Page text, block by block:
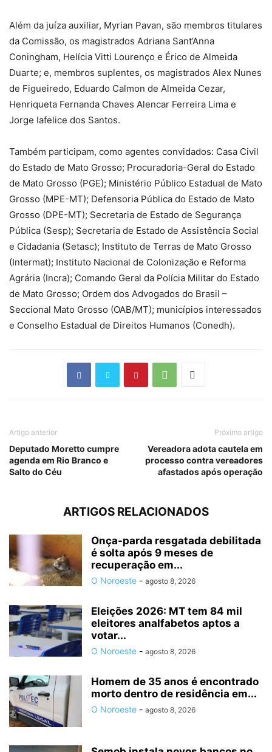
Além da juíza auxiliar, Myrian Pavan, são membros titulares
da Comissão, os magistrados Adriana Sant’Anna
Coningham, Helícia Vitti Lourenço e Érico de Almeida
Duarte; e, membros suplentes, os magistrados Alex Nunes
de Figueiredo, Eduardo Calmon de Almeida Cezar,
Henriqueta Fernanda Chaves Alencar Ferreira Lima e
Jorge Iafelice dos Santos.
Também participam, como agentes convidados: Casa Civil
do Estado de Mato Grosso; Procuradoria-Geral do Estado
de Mato Grosso (PGE); Ministério Público Estadual de Mato
Grosso (MPE-MT); Defensoria Pública do Estado de Mato
Grosso (DPE-MT); Secretaria de Estado de Segurança
Pública (Sesp); Secretaria de Estado de Assistência Social
e Cidadania (Setasc); Instituto de Terras de Mato Grosso
(Intermat); Instituto Nacional de Colonização e Reforma
Agrária (Incra); Comando Geral da Polícia Militar do Estado
de Mato Grosso; Ordem dos Advogados do Brasil –
Seccional Mato Grosso (OAB/MT); municípios interessados
e Conselho Estadual de Direitos Humanos (Conedh).
Artigo anterior
Deputado Moretto cumpre
agenda em Rio Branco e
Salto do Céu
Próximo artigo
Vereadora adota cautela em
processo contra vereadores
afastados após operação
ARTIGOS RELACIONADOS
Onça-parda resgatada debilitada
é solta após 9 meses de
recuperação em...
O Noroeste - agosto 8, 2026
Eleições 2026: MT tem 84 mil
eleitores analfabetos aptos a
votar...
O Noroeste - agosto 8, 2026
Homem de 35 anos é encontrado
morto dentro de residência em...
O Noroeste - agosto 8, 2026